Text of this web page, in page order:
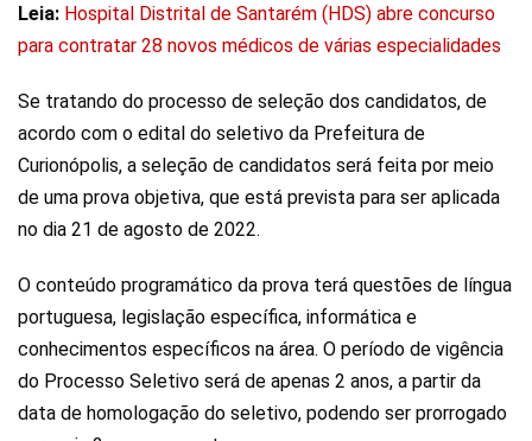
Leia: Hospital Distrital de Santarém (HDS) abre concurso
para contratar 28 novos médicos de várias especialidades
Se tratando do processo de seleção dos candidatos, de
acordo com o edital do seletivo da Prefeitura de
Curionópolis, a seleção de candidatos será feita por meio
de uma prova objetiva, que está prevista para ser aplicada
no dia 21 de agosto de 2022.
O conteúdo programático da prova terá questões de língua
portuguesa, legislação específica, informática e
conhecimentos específicos na área. O período de vigência
do Processo Seletivo será de apenas 2 anos, a partir da
data de homologação do seletivo, podendo ser prorrogado